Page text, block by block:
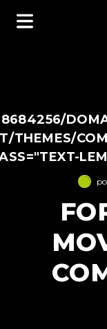
THEMES/